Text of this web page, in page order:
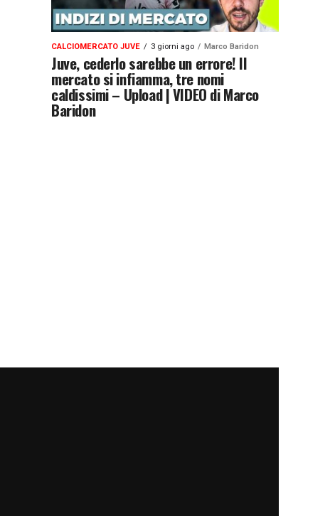
CALCIOMERCATO JUVE 3 giorni ago Marco Baridon
Juve, cederlo sarebbe un errore! Il
mercato si infiamma, tre nomi
caldissimi – Upload | VIDEO di Marco
Baridon